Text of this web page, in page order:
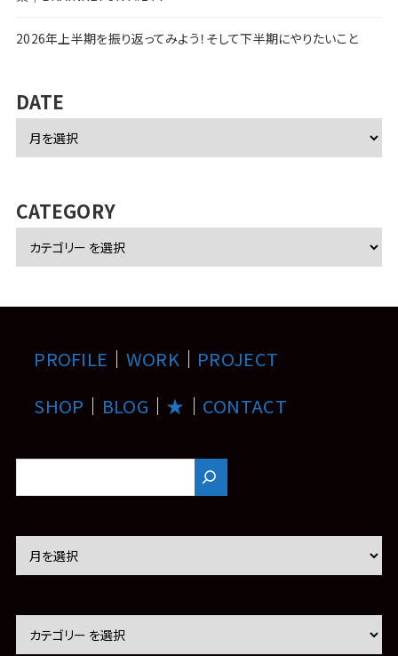
2026年上半期を振り返ってみよう！そして下半期にやりたいこと
DATE
カ
ブ
CATEGORY
PROFILE ｜ WORK ｜ PROJECT
SHOP ｜ BLOG ｜ ★ ｜ CONTACT
カ
ブ